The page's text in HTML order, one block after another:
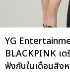
YG
BLACKPINK เ
ฟังกันในเดือนสิง